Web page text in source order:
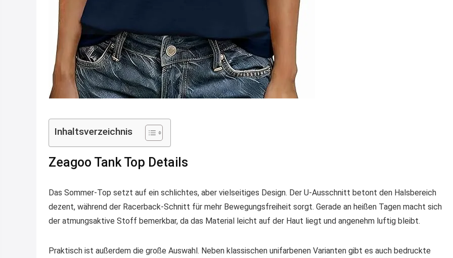
Inhaltsverzeichnis
Zeagoo Tank Top Details
Das Sommer-Top setzt auf ein schlichtes, aber vielseitiges Design. Der U-Ausschnitt betont den Halsbereich
dezent, während der Racerback-Schnitt für mehr Bewegungsfreiheit sorgt. Gerade an heißen Tagen macht sich
der atmungsaktive Stoff bemerkbar, da das Material leicht auf der Haut liegt und angenehm luftig bleibt.
Praktisch ist außerdem die große Auswahl. Neben klassischen unifarbenen Varianten gibt es auch bedruckte